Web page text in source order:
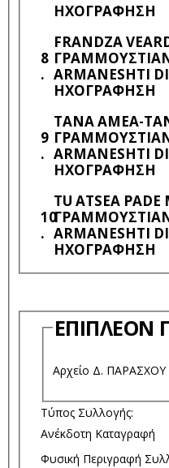
ΗΧΟΓΡΆΦΗΣΗ
8
FRANDZA
ARMANESHTI
ΗΧΟΓΡΆΦΗΣΗ
9
TANA AMEA-
ARMANESHTI
ΗΧΟΓΡΆΦΗΣΗ
10
TU ATSEA PADE
ARMANESHTI
ΗΧΟΓΡΆΦΗΣΗ
ΕΠΙΠΛΈΟΝ
Αρχείο Δ. ΠΑΡΑΣΧΟΥ
Τύπος Συλλογής:
Ανέκδοτη Καταγραφή
Φυσική Περιγραφή